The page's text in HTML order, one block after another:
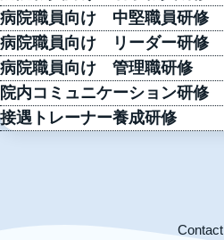
病院職員向け 中堅職員研修
病院職員向け リーダー研修
病院職員向け 管理職研修
院内コミュニケーション研修
接遇トレーナー養成研修
Contact